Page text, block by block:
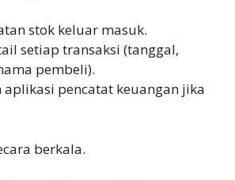
stok keluar masuk.
setiap transaksi (tanggal,
pembeli).
aplikasi pencatat keuangan jika
berkala.